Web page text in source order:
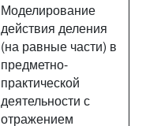
Моделирование
действия деления
(на равные части) в
предметно-
практической
деятельности с
отражением